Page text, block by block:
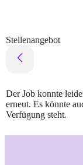
Stellenangebot
Der Job konnte
erneut. Es könnte
Verfügung steht.